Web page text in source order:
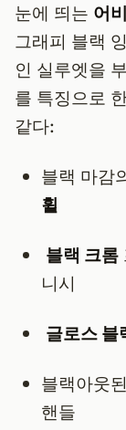
눈에 띄는 어
그래피 블랙
인 실루엣을
를 특징으로
같다:
블랙 마감
휠
블랙 크롬
니시
글로스 블
블랙아웃
핸들